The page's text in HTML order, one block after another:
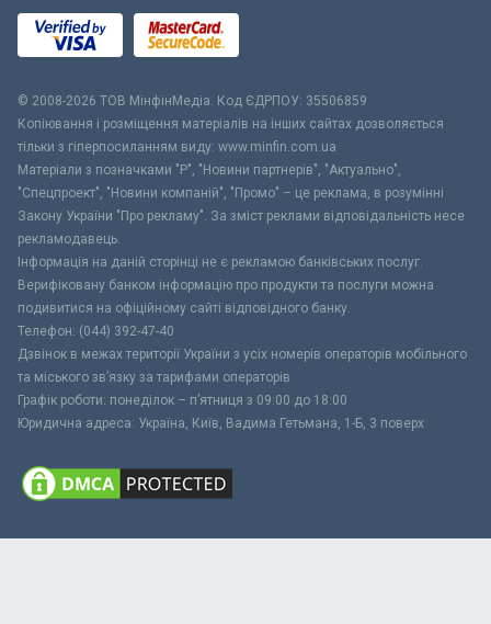
© 2008-2026 ТОВ МiнфiнМедiа. Код ЄДРПОУ: 35506859
Копіювання і розміщення матеріалів на інших сайтах дозволяється
тільки з гіперпосиланням виду: www.minfin.com.ua
Матеріали з позначками "Р", "Новини партнерів", "Актуально",
"Спецпроект", "Новини компаній", "Промо" – це реклама, в розумінні
Закону України "Про рекламу". За зміст реклами відповідальність несе
рекламодавець.
Інформація на даній сторінці не є рекламою банківських послуг.
Верифіковану банком інформацію про продукти та послуги можна
подивитися на офіційному сайті відповідного банку.
Телефон: (044) 392-47-40
Дзвінок в межах території України з усіх номерів операторів мобільного
та міського зв’язку за тарифами операторів
Графік роботи: понеділок – п’ятниця з 09:00 до 18:00
Юридична адреса: Україна, Київ, Вадима Гетьмана, 1-Б, 3 поверх